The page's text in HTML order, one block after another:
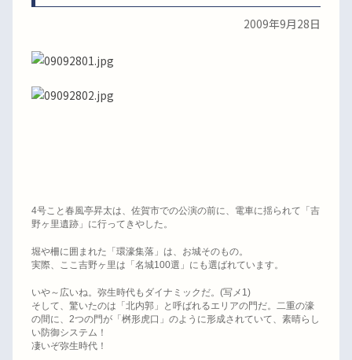
2009年9月28日
4号こと春風亭昇太は、佐賀市での公演の前に、電車に揺られて「吉
野ヶ里遺跡」に行ってきやした。
堀や柵に囲まれた「環濠集落」は、お城そのもの。
実際、ここ吉野ヶ里は「名城100選」にも選ばれています。
いや～広いね。弥生時代もダイナミックだ。 (写メ 1)
そして、驚いたのは「北内郭」と呼ばれるエリアの門だ。二重の濠
の間に、 2つの門が「桝形虎口」のように形成されていて、素晴らし
い防御システム！
凄いぞ弥生時代！